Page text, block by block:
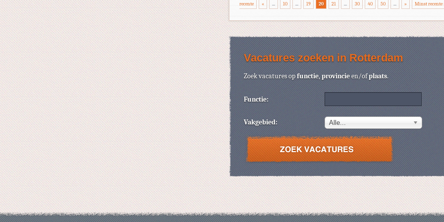
recente « ... 10 ... 19 20 21 ... 30 40 50 ... » Minst recente
Vacatures zoeken in Rotterdam
Zoek vacatures opfunctie,provincieen/ofplaats.
Functie:
Vakgebied: Alle...